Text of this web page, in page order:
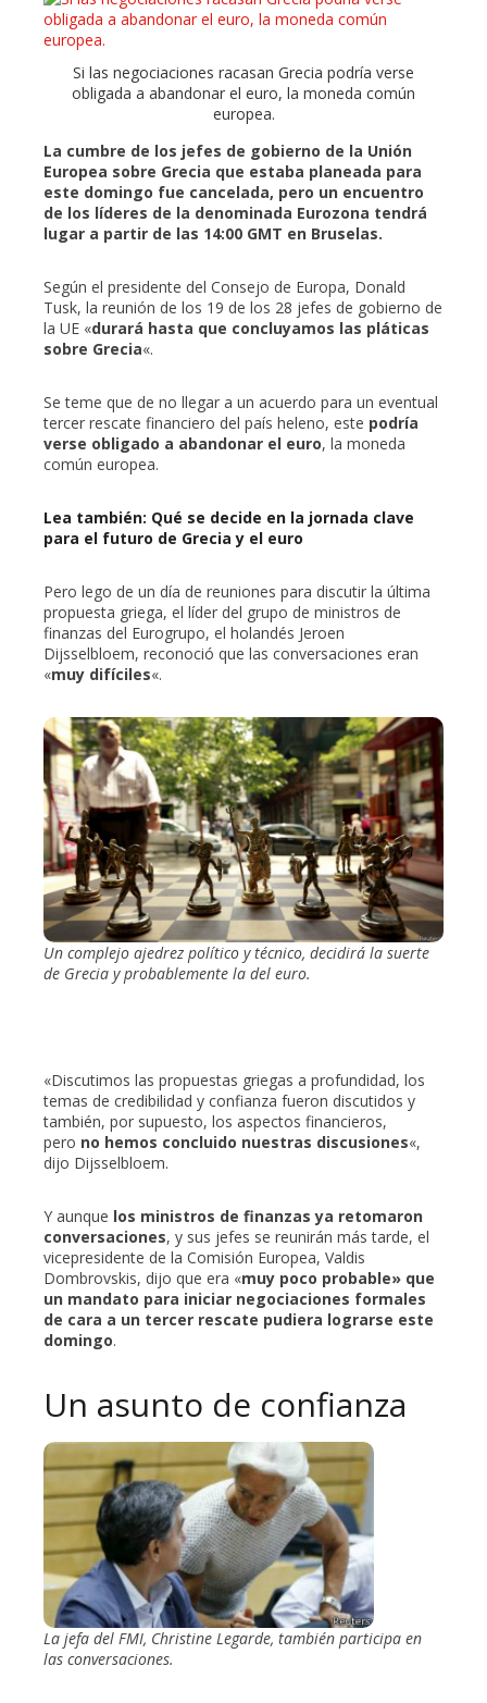
Si las negociaciones racasan Grecia podría verse
obligada a abandonar el euro, la moneda común
europea.
La cumbre de los jefes de gobierno de la Unión
Europea sobre Grecia que estaba planeada para
este domingo fue cancelada, pero un encuentro
de los líderes de la denominada Eurozona tendrá
lugar a partir de las 14:00 GMT en Bruselas.
Según el presidente del Consejo de Europa, Donald
Tusk, la reunión de los 19 de los 28 jefes de gobierno de
la UE «durará hasta que concluyamos las pláticas
sobre Grecia«.
Se teme que de no llegar a un acuerdo para un eventual
tercer rescate financiero del país heleno, este podría
verse obligado a abandonar el euro, la moneda
común europea.
Lea también: Qué se decide en la jornada clave
para el futuro de Grecia y el euro
Pero lego de un día de reuniones para discutir la última
propuesta griega, el líder del grupo de ministros de
finanzas del Eurogrupo, el holandés Jeroen
Dijsselbloem, reconoció que las conversaciones eran
«muy difíciles«.
Un complejo ajedrez político y técnico, decidirá la suerte
de Grecia y probablemente la del euro.
«Discutimos las propuestas griegas a profundidad, los
temas de credibilidad y confianza fueron discutidos y
también, por supuesto, los aspectos financieros,
pero no hemos concluido nuestras discusiones«,
dijo Dijsselbloem.
Y aunque los ministros de finanzas ya retomaron
conversaciones, y sus jefes se reunirán más tarde, el
vicepresidente de la Comisión Europea, Valdis
Dombrovskis, dijo que era «muy poco probable» que
un mandato para iniciar negociaciones formales
de cara a un tercer rescate pudiera lograrse este
domingo.
Un asunto de confianza
La jefa del FMI, Christine Legarde, también participa en
las conversaciones.